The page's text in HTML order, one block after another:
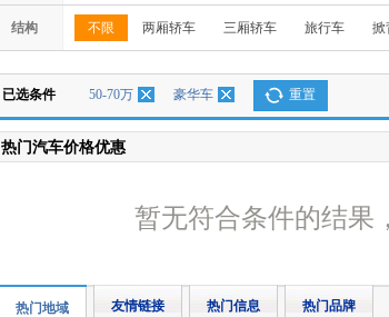
结构 不限 两厢轿车 三厢轿车 旅行车 掀
已选条件 50-70万 豪华车 重置
热门汽车价格优惠
暂无符合条件的结果
热门地域 友情链接 热门信息 热门品牌